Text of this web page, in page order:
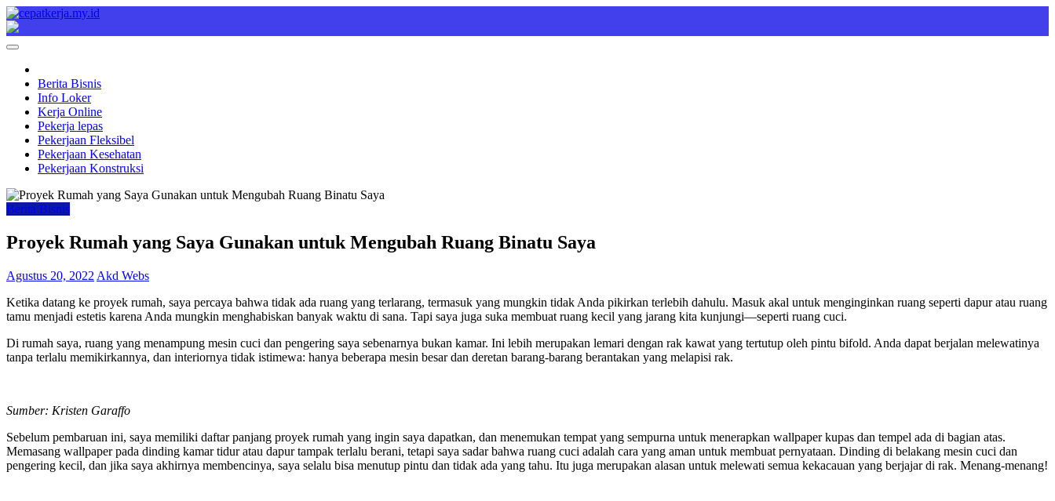
Skip
to
content
Cepat Kerja
Berita Bisnis
Berita Bisnis
Info Loker
Kerja Online
Pekerja lepas
Pekerjaan Fleksibel
Pekerjaan Kesehatan
Pekerjaan Konstruksi
Berita Bisnis
Proyek Rumah yang Saya Gunakan untuk Mengubah Ruang Binatu Saya
Agustus 20, 2022 Akd Webs
Ketika datang ke proyek rumah, saya percaya bahwa tidak ada ruang yang terlarang, termasuk yang mungkin tidak Anda pikirkan terlebih dahulu. Masuk akal untuk menginginkan ruang seperti dapur atau ruang
tamu menjadi estetis karena Anda mungkin menghabiskan banyak waktu di sana. Tapi saya juga suka membuat ruang kecil yang jarang kita kunjungi—seperti ruang cuci.
Di rumah saya, ruang yang menampung mesin cuci dan pengering saya sebenarnya bukan kamar. Ini lebih merupakan lemari dengan rak kawat yang tertutup oleh pintu bifold. Anda dapat berjalan melewatinya
tanpa terlalu memikirkannya, dan interiornya tidak istimewa: hanya beberapa mesin besar dan deretan barang-barang berantakan yang melapisi rak.
Sumber: Kristen Garaffo
Sebelum pembaruan ini, saya memiliki daftar panjang proyek rumah yang ingin saya dapatkan, dan menemukan tempat yang sempurna untuk menerapkan wallpaper kupas dan tempel ada di bagian atas.
Memasang wallpaper pada dinding kamar tidur atau dapur tampak terlalu berani, tetapi saya sadar bahwa ruang cuci adalah cara yang aman untuk membuat pernyataan. Dinding di belakang mesin cuci dan
pengering kecil, dan jika saya akhirnya membencinya, saya selalu bisa menutup pintu dan tidak ada yang tahu. Itu juga merupakan alasan untuk melewati semua kekacauan yang berjajar di rak. Menang-menang!